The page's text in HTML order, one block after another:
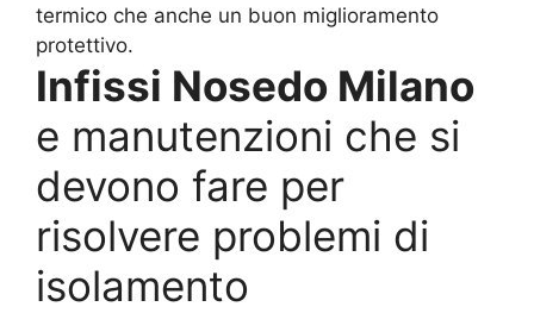
termico che anche un buon miglioramento
protettivo.
Infissi Nosedo Milano
e manutenzioni che si
devono fare per
risolvere problemi di
isolamento